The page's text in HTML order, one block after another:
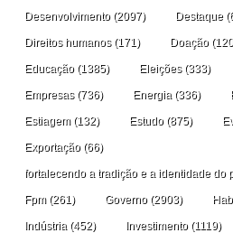
Desenvolvimento(2097) Destaque
Direitos humanos(171) Doação
Educação(1385) Eleições(333)
Empresas(736) Energia (336)
Estiagem(132) Estudo(875)
Exportação(66)
fortalecendo a tradição e a identidade do
Fpm(261) Governo(2903)
Indústria (452) Investimento(1119)